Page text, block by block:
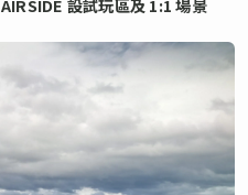
AIRSIDE 設試玩區及 1:1 場景